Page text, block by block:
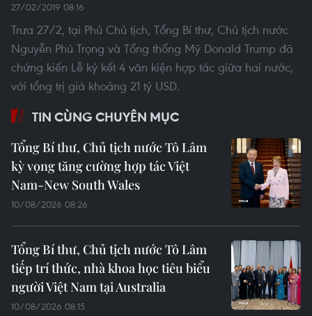
27/02/2019 08:16
Trưa 27/2, tại Phủ Chủ tịch, Tổng Bí thư, Chủ tịch nước
Nguyễn Phú Trọng và Tổng thống Mỹ Donald Trump đã
chứng kiến Lễ ký kết 4 văn kiện hợp tác giữa hai nước,
với tổng trị giá khoảng 21 tỷ USD.
TIN CÙNG CHUYÊN MỤC
Tổng Bí thư, Chủ tịch nước Tô Lâm
kỳ vọng tăng cường hợp tác Việt
Nam-New South Wales
10/08/2026 08:26
Tổng Bí thư, Chủ tịch nước Tô Lâm
tiếp trí thức, nhà khoa học tiêu biểu
người Việt Nam tại Australia
10/08/2026 08:15